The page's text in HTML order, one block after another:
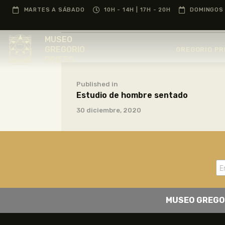
MARTES A SÁBADO 10H - 14H | 17H - 20H
MUSEO
Published in
Estudio de hombre sentado
30 diciembre, 2020
MUSEO